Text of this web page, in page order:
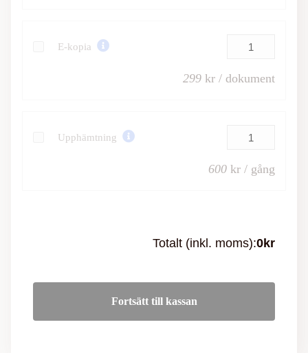
E-kopia
299 kr / dokument
Upphämtning
600 kr / gång
Totalt (inkl. moms):0kr
Fortsätt till kassan